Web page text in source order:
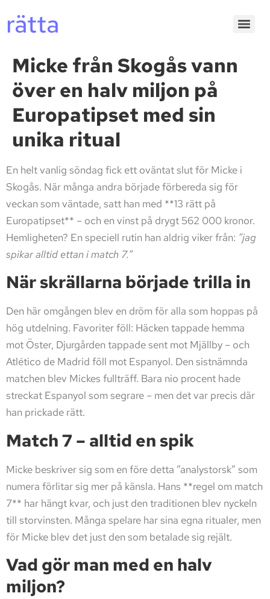
rätta
Micke från Skogås vann
över en halv miljon på
Europatipset med sin
unika ritual
En helt vanlig söndag fick ett oväntat slut för Micke i
Skogås. När många andra började förbereda sig för
veckan som väntade, satt han med **13 rätt på
Europatipset** – och en vinst på drygt 562 000 kronor.
Hemligheten? En speciell rutin han aldrig viker från: ”jag
spikar alltid ettan i match 7.”
När skrällarna började trilla in
Den här omgången blev en dröm för alla som hoppas på
hög utdelning. Favoriter föll: Häcken tappade hemma
mot Öster, Djurgården tappade sent mot Mjällby – och
Atlético de Madrid föll mot Espanyol. Den sistnämnda
matchen blev Mickes fullträff. Bara nio procent hade
streckat Espanyol som segrare – men det var precis där
han prickade rätt.
Match 7 – alltid en spik
Micke beskriver sig som en före detta ”analystorsk” som
numera förlitar sig mer på känsla. Hans **regel om match
7** har hängt kvar, och just den traditionen blev nyckeln
till storvinsten. Många spelare har sina egna ritualer, men
för Micke blev det just den som betalade sig rejält.
Vad gör man med en halv
miljon?